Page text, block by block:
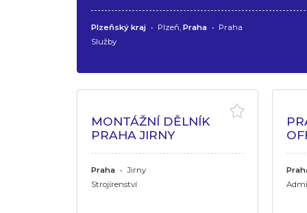
Plzeňský kraj • Plzeň, Praha • Praha
Služby
MONTÁŽNÍ DĚLNÍK
PRAHA JIRNY
Praha • Jirny
Strojírenství